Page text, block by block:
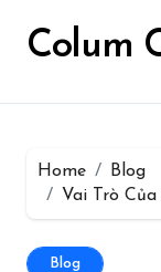
contentColum
Home
Blog
Vai Trò
Blog